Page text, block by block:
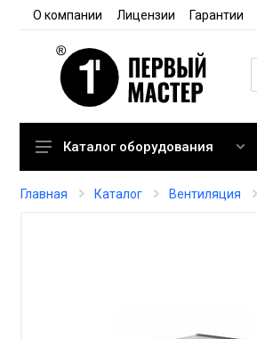
О компании Лицензии Гарантии
Кондиционирование
Каталог оборудования
Главная Каталог Вентиляция